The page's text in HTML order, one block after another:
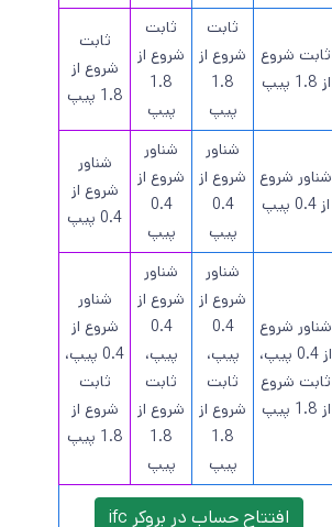
ثابت شروع
از 1.8 پیپ
ثابت
شروع از
1.8
پیپ
ثابت
شروع از
1.8
پیپ
ثابت
شروع از
1.8 پیپ
شناور شروع
از 0.4 پیپ
شناور
شروع از
0.4
پیپ
شناور
شروع از
0.4
پیپ
شناور
شروع از
0.4 پیپ
شناور شروع
از 0.4 پیپ،
ثابت شروع
از 1.8 پیپ
شناور
شروع از
0.4
پیپ،
ثابت
شروع از
1.8
پیپ
شناور
شروع از
0.4
پیپ،
ثابت
شروع از
1.8
پیپ
شناور
شروع از
0.4 پیپ،
ثابت
شروع از
1.8 پیپ
افتتاح حساب در بروکر ifc